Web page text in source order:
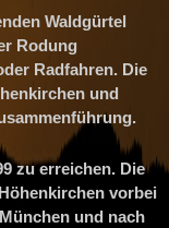
Waldgürtel
Rodung
Radfahren. Die
und
zu erreichen. Die
vorbei
und nach